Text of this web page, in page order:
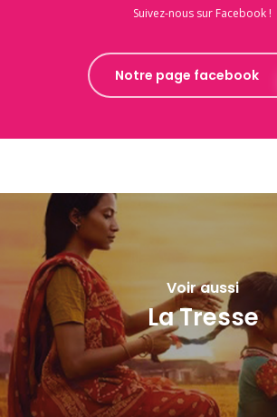
Suivez-nous sur Facebook !
Notre page facebook
Voir aussi
La Tresse